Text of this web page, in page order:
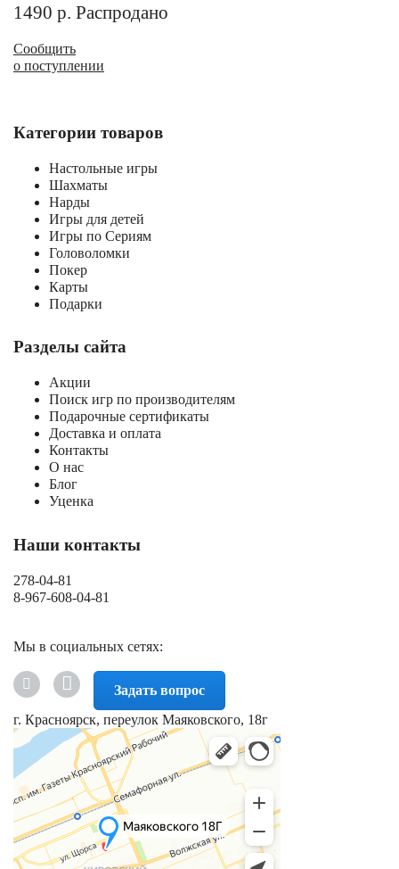
1490 р. Распродано
Сообщить
о поступлении
Категории товаров
Настольные игры
Шахматы
Нарды
Игры для детей
Игры по Сериям
Головоломки
Покер
Карты
Подарки
Разделы сайта
Акции
Поиск игр по производителям
Подарочные сертификаты
Доставка и оплата
Контакты
О нас
Блог
Уценка
Наши контакты
278-04-81
8-967-608-04-81
Мы в социальных сетях:
Задать вопрос
г. Красноярск, переулок Маяковского, 18г